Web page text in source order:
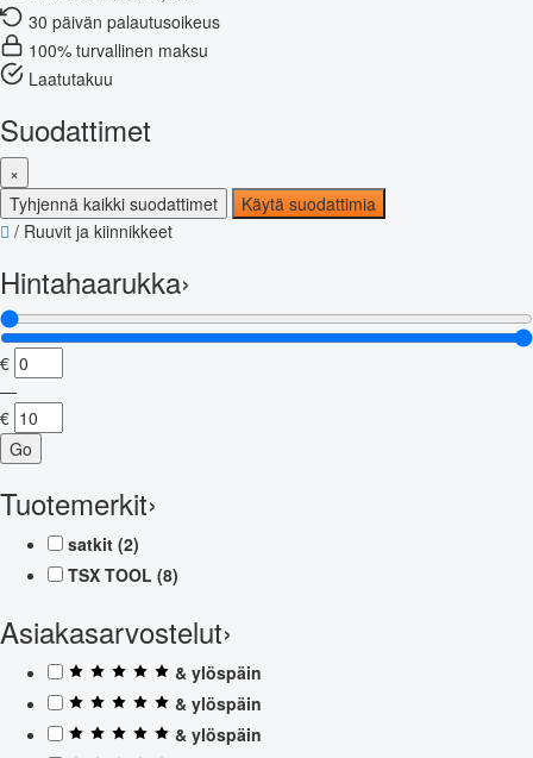
30 päivän palautusoikeus
100% turvallinen maksu
Laatutakuu
Suodattimet
×
Tyhjennä kaikki suodattimet
Käytä suodattimia
/ Ruuvit ja kiinnikkeet
Hintahaarukka›
€
—
€
Go
Tuotemerkit›
satkit (2)
TSX TOOL (8)
Asiakasarvostelut›
& ylöspäin
& ylöspäin
& ylöspäin